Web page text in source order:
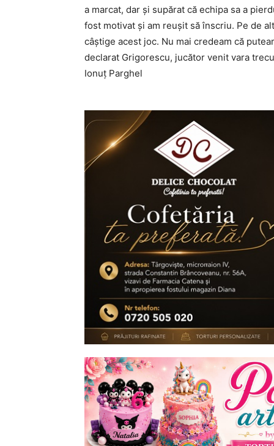
a marcat, dar și supărat că echipa sa a
fost motivat și am reușit să înscriu. Pe de
câștige acest joc. Nu mai credeam că
declarat Grigorescu, jucător venit vara
Ionuț Parghel